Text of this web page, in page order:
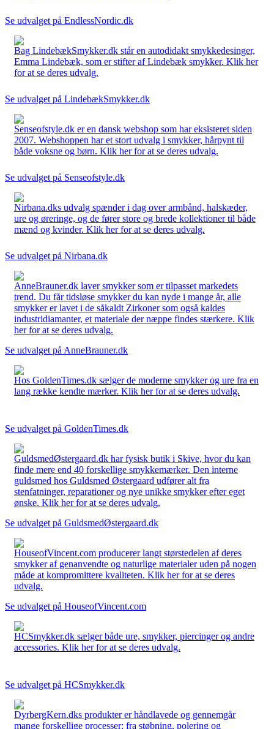
Se udvalget på EndlessNordic.dk
Bag LindebækSmykker.dk står en autodidakt smykkedesinger,
Emma Lindebæk, som er stifter af Lindebæk smykker. Klik her
for at se deres udvalg.
Se udvalget på LindebækSmykker.dk
Senseofstyle.dk er en dansk webshop som har eksisteret siden
2007. Webshoppen har et stort udvalg i smykker, hårpynt til
både voksne og børn. Klik her for at se deres udvalg.
Se udvalget på Senseofstyle.dk
Nirbana.dks udvalg spænder i dag over armbånd, halskæder,
ure og øreringe, og de fører store og brede kollektioner til både
mænd og kvinder. Klik her for at se deres udvalg.
Se udvalget på Nirbana.dk
AnneBrauner.dk laver smykker som er tilpasset markedets
trend. Du får tidsløse smykker du kan nyde i mange år, alle
smykker er lavet i de såkaldt Zirkoner som også kaldes
industridiamanter, et materiale der næppe findes stærkere. Klik
her for at se deres udvalg.
Se udvalget på AnneBrauner.dk
Hos GoldenTimes.dk sælger de moderne smykker og ure fra en
lang række kendte mærker. Klik her for at se deres udvalg.
Se udvalget på GoldenTimes.dk
GuldsmedØstergaard.dk har fysisk butik i Skive, hvor du kan
finde mere end 40 forskellige smykkemærker. Den interne
guldsmed hos Guldsmed Østergaard udfører alt fra
stenfatninger, reparationer og nye unikke smykker efter eget
ønske. Klik her for at se deres udvalg.
Se udvalget på GuldsmedØstergaard.dk
HouseofVincent.com producerer langt størstedelen af deres
smykker af genanvendte og naturlige materialer uden på nogen
måde at kompromittere kvaliteten. Klik her for at se deres
udvalg.
Se udvalget på HouseofVincent.com
HCSmykker.dk sælger både ure, smykker, piercinger og andre
accessories. Klik her for at se deres udvalg.
Se udvalget på HCSmykker.dk
DyrbergKern.dks produkter er håndlavede og gennemgår
mange forskellige processer: fra støbning, polering og